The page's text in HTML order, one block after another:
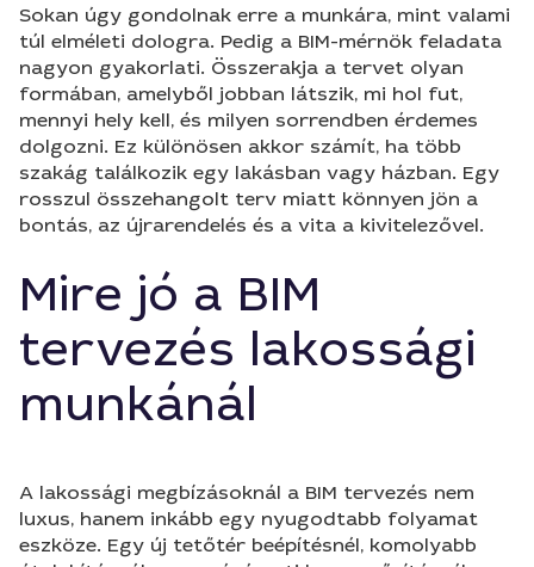
Sokan úgy gondolnak erre a munkára, mint valami
túl elméleti dologra. Pedig a BIM-mérnök feladata
nagyon gyakorlati. Összerakja a tervet olyan
formában, amelyből jobban látszik, mi hol fut,
mennyi hely kell, és milyen sorrendben érdemes
dolgozni. Ez különösen akkor számít, ha több
szakág találkozik egy lakásban vagy házban. Egy
rosszul összehangolt terv miatt könnyen jön a
bontás, az újrarendelés és a vita a kivitelezővel.
Mire jó a BIM
tervezés lakossági
munkánál
A lakossági megbízásoknál a BIM tervezés nem
luxus, hanem inkább egy nyugodtabb folyamat
eszköze. Egy új tetőtér beépítésnél, komolyabb